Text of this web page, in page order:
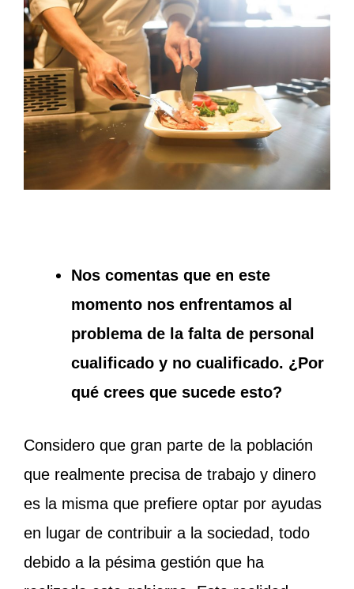
Nos comentas que en este
momento nos enfrentamos al
problema de la falta de personal
cualificado y no cualificado. ¿Por
qué crees que sucede esto?
Considero que gran parte de la población
que realmente precisa de trabajo y dinero
es la misma que prefiere optar por ayudas
en lugar de contribuir a la sociedad, todo
debido a la pésima gestión que ha